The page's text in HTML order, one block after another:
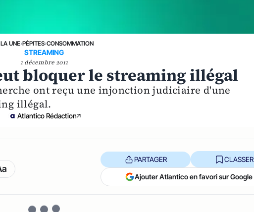
UNE›PÉPITES›CONSOMMATION
STREAMING
1 décembre 2011
bloquer le streaming illégal
ont reçu une injonction judiciaire d'une
illégal.
Atlantico Rédaction
PARTAGER CLASSER
Ajouter Atlantico en favori sur Google